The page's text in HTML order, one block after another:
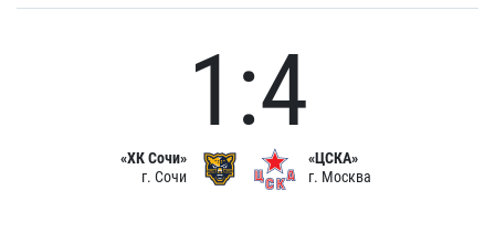
«ХК Сочи»
г. Сочи
1:4
«ЦСКА»
г. Москва